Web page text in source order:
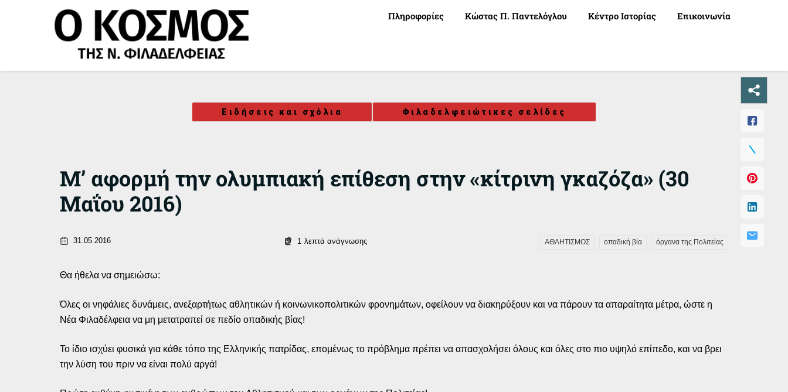
Πληροφορίες Κώστας Π. Παντελόγλου Κέντρο Ιστορίας Επικοινωνία
Ειδήσεις και σχόλια Φιλαδελφειώτικες σελίδες
Μ’ αφορμή την ολυμπιακή επίθεση στην «κίτρινη γκαζόζα» (30
Μαΐου 2016)
31.05.2016 1 λεπτά ανάγνωσης ΑΘΛΗΤΙΣΜΟΣ οπαδική βία όργανα της Πολιτείας
Θα ήθελα να σημειώσω:
Όλες οι νηφάλιες δυνάμεις, ανεξαρτήτως αθλητικών ή κοινωνικοπολιτικών φρονημάτων, οφείλουν να διακηρύξουν και να πάρουν τα απαραίτητα μέτρα, ώστε η
Νέα Φιλαδέλφεια να μη μετατραπεί σε πεδίο οπαδικής βίας!
Το ίδιο ισχύει φυσικά για κάθε τόπο της Ελληνικής πατρίδας, επομένως το πρόβλημα πρέπει να απασχολήσει όλους και όλες στο πιο υψηλό επίπεδο, και να βρει
την λύση του πριν να είναι πολύ αργά!